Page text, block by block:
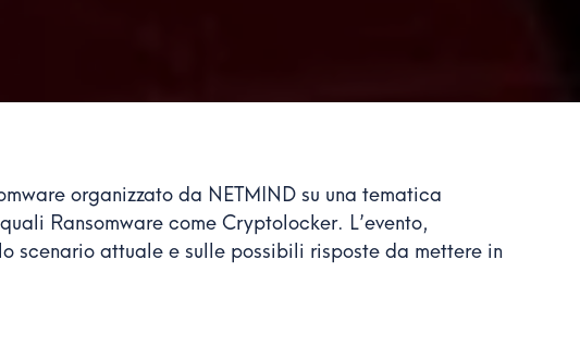
organizzato da NETMIND su una tematica
Ransomware come Cryptolocker. L’evento,
scenario attuale e sulle possibili risposte da mettere in